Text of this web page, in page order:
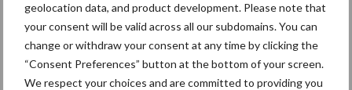
geolocation data, and product development. Please note that
your consent will be valid across all our subdomains. You can
change or withdraw your consent at any time by clicking the
“Consent Preferences” button at the bottom of your screen.
We respect your choices and are committed to providing you
4 aug
Provincie Antwerpen breidt
onttrekkingsverbod uit: geen water
meer oppompen uit onbevaarbare
waterlopen